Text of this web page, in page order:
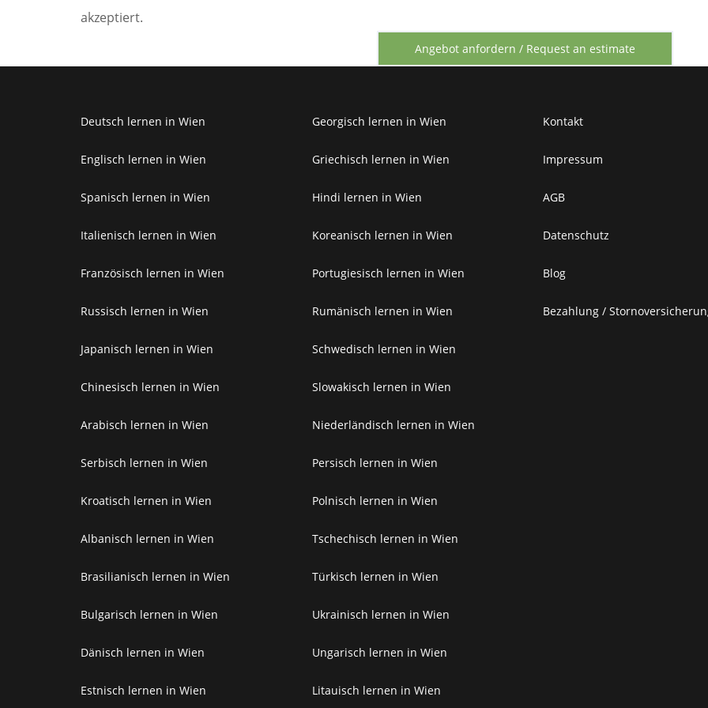
akzeptiert.
Deutsch lernen in Wien
Englisch lernen in Wien
Spanisch lernen in Wien
Italienisch lernen in Wien
Französisch lernen in Wien
Russisch lernen in Wien
Japanisch lernen in Wien
Chinesisch lernen in Wien
Arabisch lernen in Wien
Serbisch lernen in Wien
Kroatisch lernen in Wien
Albanisch lernen in Wien
Brasilianisch lernen in Wien
Bulgarisch lernen in Wien
Dänisch lernen in Wien
Estnisch lernen in Wien
Georgisch lernen in Wien
Griechisch lernen in Wien
Hindi lernen in Wien
Koreanisch lernen in Wien
Portugiesisch lernen in Wien
Rumänisch lernen in Wien
Schwedisch lernen in Wien
Slowakisch lernen in Wien
Niederländisch lernen in Wien
Persisch lernen in Wien
Polnisch lernen in Wien
Tschechisch lernen in Wien
Türkisch lernen in Wien
Ukrainisch lernen in Wien
Ungarisch lernen in Wien
Litauisch lernen in Wien
Kontakt
Impressum
AGB
Datenschutz
Blog
Bezahlung /